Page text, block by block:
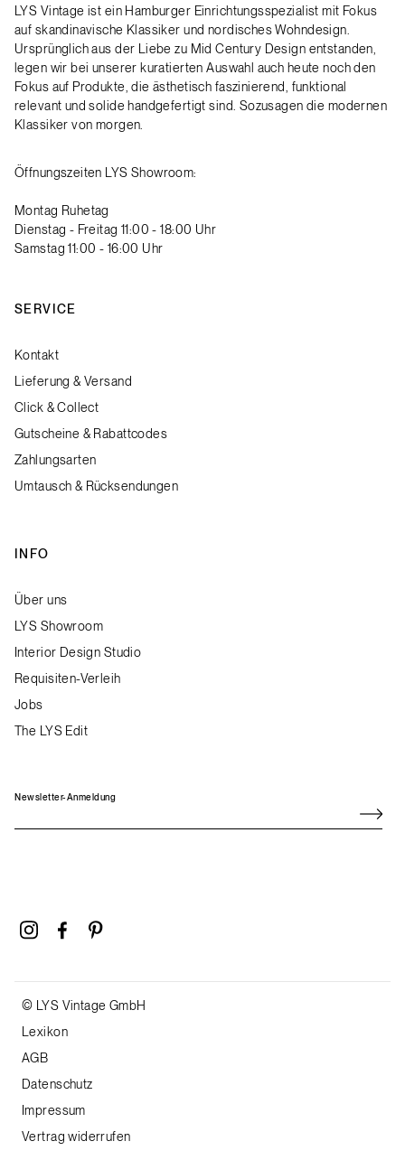
LYS Vintage ist ein Hamburger Einrichtungsspezialist mit Fokus
auf skandinavische Klassiker und nordisches Wohndesign.
Ursprünglich aus der Liebe zu Mid Century Design entstanden,
legen wir bei unserer kuratierten Auswahl auch heute noch den
Fokus auf Produkte, die ästhetisch faszinierend, funktional
relevant und solide handgefertigt sind. Sozusagen die modernen
Klassiker von morgen.
Öffnungszeiten LYS Showroom:
Montag Ruhetag
Dienstag - Freitag 11:00 - 18:00 Uhr
Samstag 11:00 - 16:00 Uhr
SERVICE
Kontakt
Lieferung & Versand
Click & Collect
Gutscheine & Rabattcodes
Zahlungsarten
Umtausch & Rücksendungen
INFO
Über uns
LYS Showroom
Interior Design Studio
Requisiten-Verleih
Jobs
The LYS Edit
Newsletter-Anmeldung
© LYS Vintage GmbH
Lexikon
AGB
Datenschutz
Impressum
Vertrag widerrufen